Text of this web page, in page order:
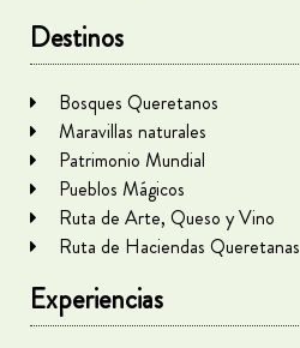
Destinos
Bosques Queretanos
Maravillas naturales
Patrimonio Mundial
Pueblos Mágicos
Ruta de Arte, Queso y Vino
Ruta de Haciendas Queretanas
Experiencias